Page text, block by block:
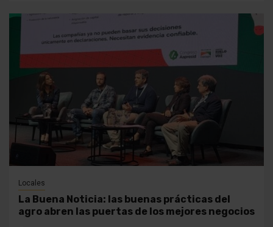
Locales
La Buena Noticia: las buenas prácticas del
agro abren las puertas de los mejores negocios